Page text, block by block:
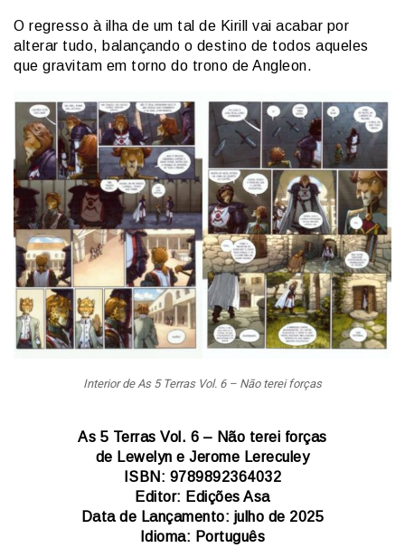
O regresso à ilha de um tal de Kirill vai acabar por
alterar tudo, balançando o destino de todos aqueles
que gravitam em torno do trono de Angleon.
Interior de As 5 Terras Vol. 6 – Não terei forças
As 5 Terras Vol. 6 – Não terei forças
de Lewelyn e Jerome Lereculey
ISBN: 9789892364032
Editor: Edições Asa
Data de Lançamento: julho de 2025
Idioma: Português